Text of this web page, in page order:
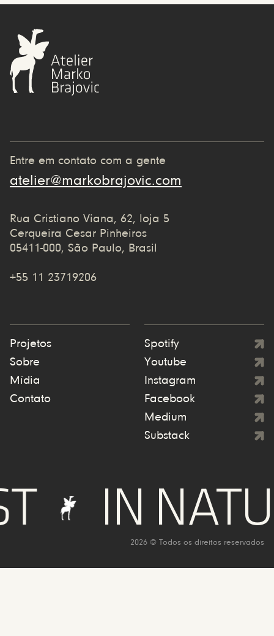
Entre em contato com a gente
atelier@markobrajovic.com
Rua Cristiano Viana, 62, loja 5
Cerqueira Cesar Pinheiros
05411-000, São Paulo, Brasil
+55 11 23719206
Projetos
Sobre
Mídia
Contato
Spotify
Youtube
Instagram
Facebook
Medium
Substack
IN NATURE
2026 © Todos os direitos reservados